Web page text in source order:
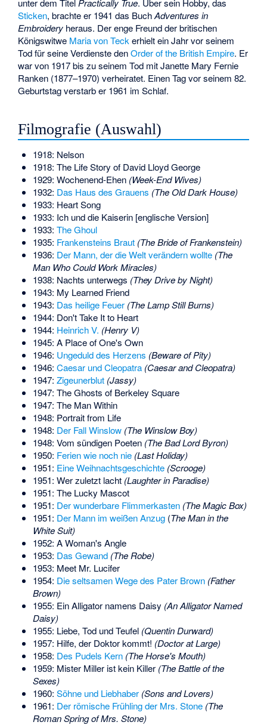
unter dem Titel Practically True. Über sein Hobby, das
Sticken, brachte er 1941 das BuchAdventures in
Embroidery heraus. Der enge Freund der britischen
Königswitwe Maria von Teck erhielt ein Jahr vor seinem
Tod für seine Verdienste denOrder of the British Empire. Er
war von 1917 bis zu seinem Tod mit Janette Mary Fernie
Ranken (1877–1970) verheiratet. Einen Tag vor seinem 82.
Geburtstag verstarb er 1961 im Schlaf.
Filmografie (Auswahl)
1918: Nelson
1918: The Life Story of David Lloyd George
1929: Wochenend-Ehen (Week-End Wives)
1932: Das Haus des Grauens (The Old Dark House)
1933: Heart Song
1933: Ich und die Kaiserin [englische Version]
1933: The Ghoul
1935: Frankensteins Braut (The Bride of Frankenstein)
1936: Der Mann, der die Welt verändern wollte (The
Man Who Could Work Miracles)
1938: Nachts unterwegs (They Drive by Night)
1943: My Learned Friend
1943: Das heilige Feuer (The Lamp Still Burns)
1944: Don't Take It to Heart
1944: Heinrich V. (Henry V)
1945: A Place of One's Own
1946: Ungeduld des Herzens (Beware of Pity)
1946: Caesar und Cleopatra (Caesar and Cleopatra)
1947: Zigeunerblut (Jassy)
1947: The Ghosts of Berkeley Square
1947: The Man Within
1948: Portrait from Life
1948: Der Fall Winslow (The Winslow Boy)
1948: Vom sündigen Poeten (The Bad Lord Byron)
1950: Ferien wie noch nie (Last Holiday)
1951: Eine Weihnachtsgeschichte (Scrooge)
1951: Wer zuletzt lacht (Laughter in Paradise)
1951: The Lucky Mascot
1951: Der wunderbare Flimmerkasten (The Magic Box)
1951: Der Mann im weißen Anzug(The Man in the
White Suit)
1952: A Woman's Angle
1953: Das Gewand (The Robe)
1953: Meet Mr. Lucifer
1954: Die seltsamen Wege des Pater Brown (Father
Brown)
1955: Ein Alligator namens Daisy (An Alligator Named
Daisy)
1955: Liebe, Tod und Teufel (Quentin Durward)
1957: Hilfe, der Doktor kommt! (Doctor at Large)
1958: Des Pudels Kern (The Horse's Mouth)
1959: Mister Miller ist kein Killer (The Battle of the
Sexes)
1960: Söhne und Liebhaber (Sons and Lovers)
1961: Der römische Frühling der Mrs. Stone (The
Roman Spring of Mrs. Stone)